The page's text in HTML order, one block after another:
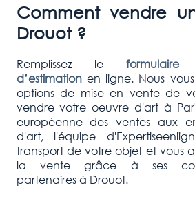
Comment vendre
Drouot ?
Remplissez le
d’estimation en ligne. Nous
options de mise en vente de
vendre votre oeuvre d'art à
européenne des ventes aux
d'art, l'équipe
transport de votre objet et vous
la vente grâce à ses
partenaires à Drouot.